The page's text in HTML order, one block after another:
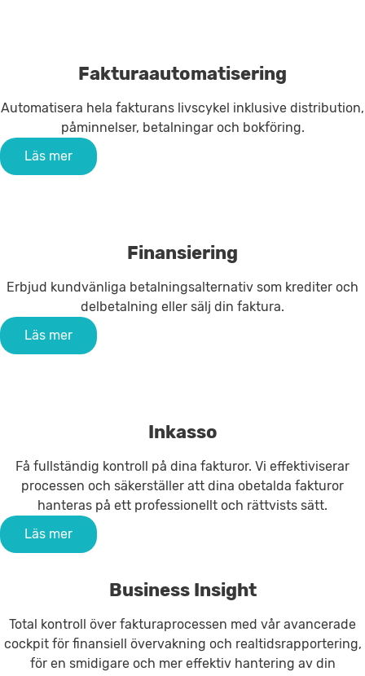
Fakturaautomatisering
Automatisera hela fakturans livscykel inklusive distribution,
påminnelser, betalningar och bokföring.
Läs mer
Finansiering
Erbjud kundvänliga betalningsalternativ som krediter och
delbetalning eller sälj din faktura.
Läs mer
Inkasso
Få fullständig kontroll på dina fakturor. Vi effektiviserar
processen och säkerställer att dina obetalda fakturor
hanteras på ett professionellt och rättvists sätt.
Läs mer
Business Insight
Total kontroll över fakturaprocessen med vår avancerade
cockpit för finansiell övervakning och realtidsrapportering,
för en smidigare och mer effektiv hantering av din